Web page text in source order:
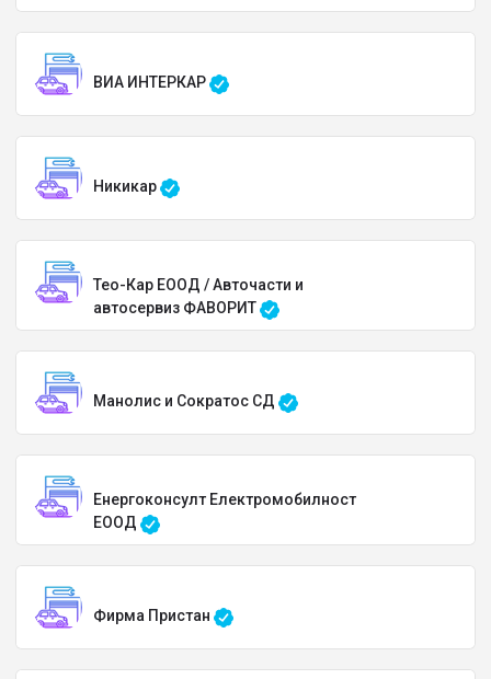
ВИА ИНТЕРКАР
Никикар
Тео-Кар ЕООД / Авточасти и
автосервиз ФАВОРИТ
Манолис и Сократос СД
Енергоконсулт Електромобилност
ЕООД
Фирма Пристан